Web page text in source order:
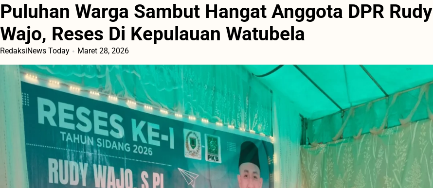
Puluhan Warga Sambut Hangat Anggota DPR Rudy
Wajo, Reses Di Kepulauan Watubela
RedaksiNews Today Maret 28, 2026